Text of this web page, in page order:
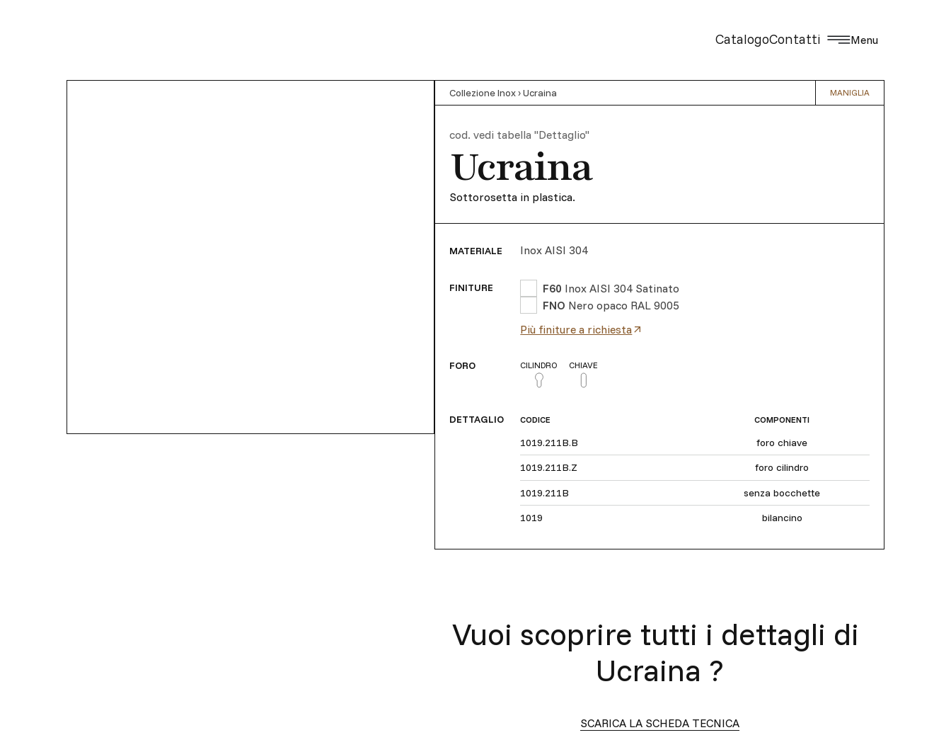
CatalogoContatti Menu
Collezione Inox›Ucraina MANIGLIA
cod.vedi tabella "Dettaglio"
Ucraina
Sottorosetta in plastica.
MATERIALE Inox AISI 304
FINITURE F60 Inox AISI 304 Satinato
FNO Nero opaco RAL 9005
Più finiture a richiesta
FORO CILINDRO CHIAVE
DETTAGLIO CODICE COMPONENTI
1019.211B.B
foro chiave
1019.211B.Z
foro cilindro
1019.211B
senza bocchette
1019
bilancino
Vuoi scoprire tutti i dettagli di
Ucraina ?
SCARICA LA SCHEDA TECNICA